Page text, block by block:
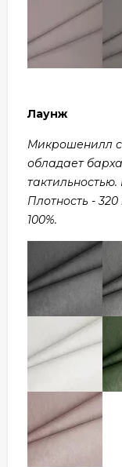
Лаунж
Микрошенилл
обладает
Плотность -
100%.